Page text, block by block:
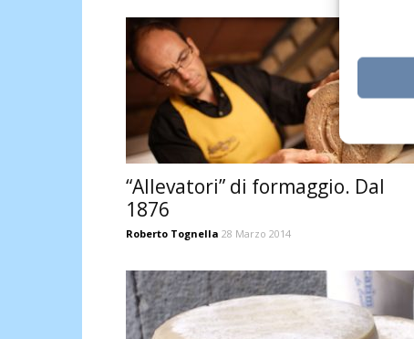
“Allevatori” di formaggio. Dal
1876
Roberto Tognella 28 Marzo 2014